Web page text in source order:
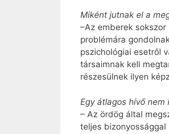
Miként jutnak el a
–Az emberek
problémára
pszichológiai esetről
társaimnak kell
részesülnek ilyen
Egy átlagos hívő
– Az ördög által
teljes